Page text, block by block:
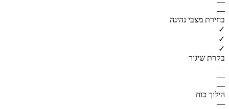
—
בחירת מצבי נהיגה
✓
✓
✓
בקרת שיגור
—
—
—
הילוך כוח
—